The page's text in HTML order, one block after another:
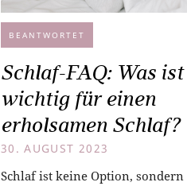
BEANTWORTET
Schlaf-FAQ: Was ist
wichtig für einen
erholsamen Schlaf?
30. AUGUST 2023
Schlaf ist keine Option, sondern